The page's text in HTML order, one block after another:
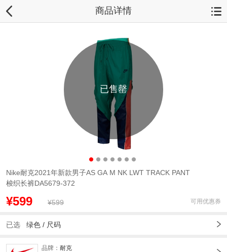
商品详情
已售罄
Nike耐克2021年新款男子AS GA M NK LWT TRACK PANT
梭织长裤DA5679-372
¥599 ¥599 可用优惠券
已选 绿色 / 尺码
品牌： 耐克